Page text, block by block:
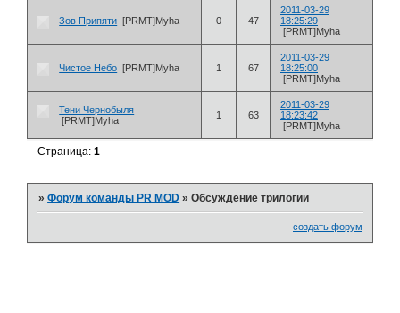
Зов Припяти [PRMT]Myha 0 47
2011-03-29
18:25:29
[PRMT]Myha
Чистое Небо [PRMT]Myha 1 67
2011-03-29
18:25:00
[PRMT]Myha
Тени Чернобыля
[PRMT]Myha
1 63
2011-03-29
18:23:42
[PRMT]Myha
Страница:1
»Форум команды PR MOD »Обсуждение трилогии
создать форум